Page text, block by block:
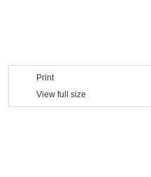
Print
View full size